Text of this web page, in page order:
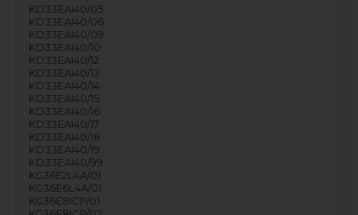
KD33EAI40/05
KD33EAI40/06
KD33EAI40/09
KD33EAI40/10
KD33EAI40/12
KD33EAI40/13
KD33EAI40/14
KD33EAI40/15
KD33EAI40/16
KD33EAI40/17
KD33EAI40/18
KD33EAI40/19
KD33EAI40/99
KG36E2L4A/01
KG36E6L4A/01
KG36E8ICP/01